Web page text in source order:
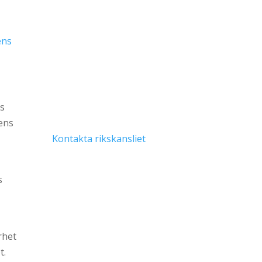
Kontakta rikskansliet